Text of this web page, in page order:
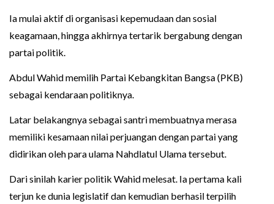
Ia mulai aktif di organisasi kepemudaan dan sosial
keagamaan, hingga akhirnya tertarik bergabung dengan
partai politik.
Abdul Wahid memilih Partai Kebangkitan Bangsa (PKB)
sebagai kendaraan politiknya.
Latar belakangnya sebagai santri membuatnya merasa
memiliki kesamaan nilai perjuangan dengan partai yang
didirikan oleh para ulama Nahdlatul Ulama tersebut.
Dari sinilah karier politik Wahid melesat. Ia pertama kali
terjun ke dunia legislatif dan kemudian berhasil terpilih